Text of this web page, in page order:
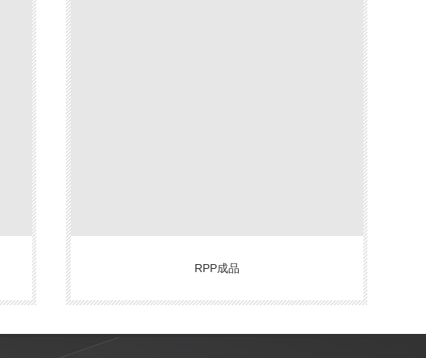
RPP成品